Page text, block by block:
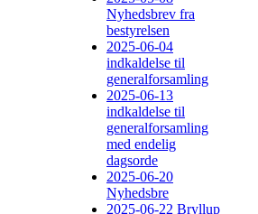
Nyhedsbrev fra
bestyrelsen
2025-06-04
indkaldelse til
generalforsamling
2025-06-13
indkaldelse til
generalforsamling
med endelig
dagsorde
2025-06-20
Nyhedsbre
2025-06-22 Bryllup